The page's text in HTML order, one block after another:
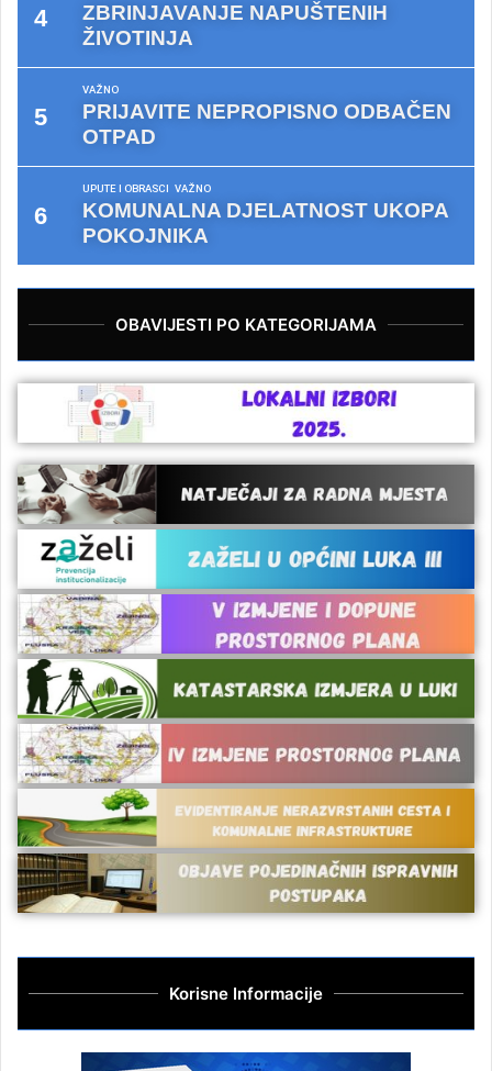
ZBRINJAVANJE NAPUŠTENIH
ŽIVOTINJA
VAŽNO
PRIJAVITE NEPROPISNO ODBAČEN
OTPAD
UPUTE I OBRASCI VAŽNO
KOMUNALNA DJELATNOST UKOPA
POKOJNIKA
OBAVIJESTI PO KATEGORIJAMA
Korisne Informacije